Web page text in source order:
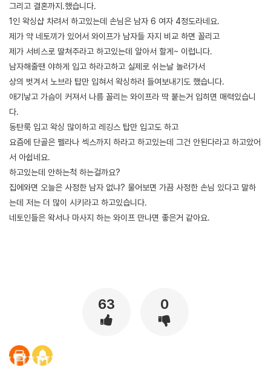
그리고 결혼까지.했습니다.
1인 왁싱샵 차려서 하고있는데 손님은 남자 6 여자 4정도라네요.
제가 약 네토끼가 있어서 와이프가 남자들 자지 비교 하면 꼴리고
제가 서비스로 딸쳐주라고 하고있는데 알아서 할게~ 이럽니다.
남자해줄땐 야하게 입고 하라고하고 실제로 쉬는날 놀러가서
상의 벗겨서 노브라 탑만 입혀서 왁싱하러 들여보내기도 했습니다.
애기낳고 가슴이 커져서 나름 꼴리는 와이프라 딱 붙는거 입히면 매력있습니
다.
동탄룩 입고 왁싱 많이하고 레깅스 탑만 입고도 하고
요즘에 단골은 펠라나 섹스까지 하라고 하고있는데 그건 안된다라고 하고았어
서 아쉽네요.
하고있는데 안하는척 하는걸까요?
집에와면 오늘은 사정한 남자 없냐? 물어보면 가끔 사정한 손님 있다고 말하
는데 저는 더 많이 시키라고 하고있습니다.
네토인들은 왁서나 마사지 하는 와이프 만나면 좋은거 같아요.
63 0